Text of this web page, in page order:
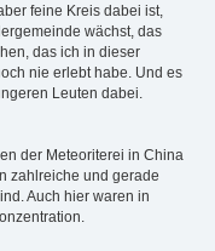
feine Kreis dabei ist,
wächst, das
das ich in dieser
nie erlebt habe. Und es
Leuten dabei.
der Meteoriterei in China
zahlreiche und gerade
Auch hier waren in